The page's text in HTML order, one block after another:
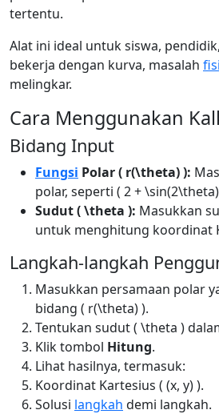
tertentu.
Alat ini ideal untuk siswa,
bekerja dengan kurva, masalah
melingkar.
Cara Menggunakan
Bidang Input
Fungsi Polar ( r(\theta) ):
polar, seperti ( 2 +
Sudut ( \theta ): Masukkan
untuk menghitung koordinat
Langkah-langkah
Masukkan persamaan polar
bidang ( r(\theta) ).
Tentukan sudut ( \theta )
Klik tombol Hitung.
Lihat hasilnya, termasuk:
Koordinat Kartesius ( (x, y) ).
Solusi langkah demi langkah.